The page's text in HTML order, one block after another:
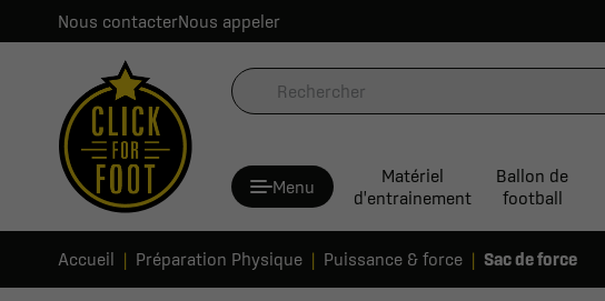
Nous contacterNous appeler
Menu
Matériel
d'entrainement
Ballon de
football
Accueil Préparation Physique Puissance & force Sac de force